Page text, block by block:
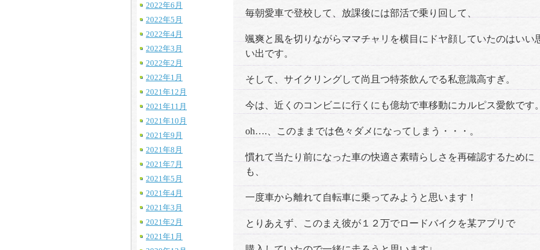
2022年6月
2022年5月
2022年4月
2022年3月
2022年2月
2022年1月
2021年12月
2021年11月
2021年10月
2021年9月
2021年8月
2021年7月
2021年5月
2021年4月
2021年3月
2021年2月
2021年1月
毎朝愛車で登校して、放課後には部活で乗り回して、
颯爽と風を切りながらママチャリを横目にドヤ顔していたのはいい
い出です。
そして、サイクリングして尚且つ特茶飲んでる私意識高すぎ。
今は、近くのコンビニに行くにも億劫で車移動にカルピス愛飲です
oh….、このままでは色々ダメになってしまう・・・。
慣れて当たり前になった車の快適さ素晴らしさを再確認するために
も、
一度車から離れて自転車に乗ってみようと思います！
とりあえず、このまえ彼が１２万でロードバイクを某アプリで